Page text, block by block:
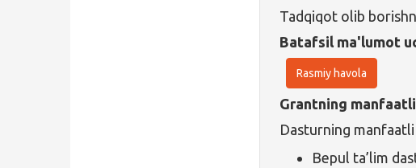
Tadqiqot olib
Batafsil ma'lumot
Rasmiy havola
Grantning
Dasturning
Bepul ta’lim